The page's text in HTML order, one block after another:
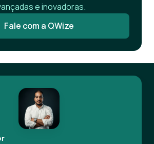
e inovadoras.
Fale com a QWize